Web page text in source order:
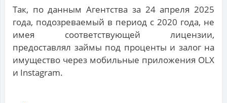
Так, по данным Агентства за 24 апреля 2025
года, подозреваемый в период с 2020 года, не
имея соответствующей лицензии,
предоставлял займы под проценты и залог на
имущество через мобильные приложения OLX
и Instagram.